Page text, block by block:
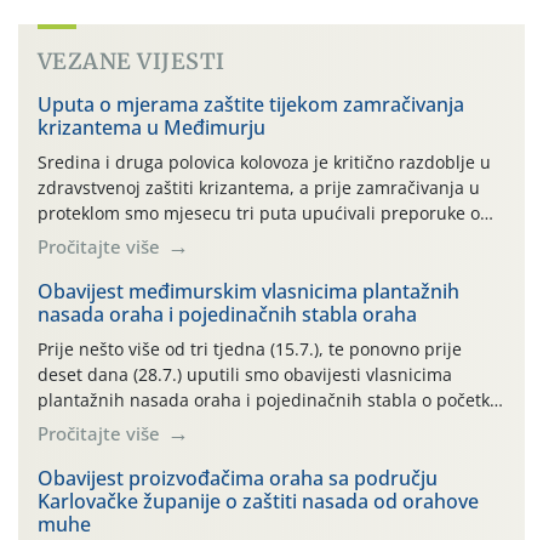
VEZANE VIJESTI
Uputa o mjerama zaštite tijekom zamračivanja
krizantema u Međimurju
Sredina i druga polovica kolovoza je kritično razdoblje u
zdravstvenoj zaštiti krizantema, a prije zamračivanja u
proteklom smo mjesecu tri puta upućivali preporuke o
preventivnim mjerama zaštite krizantema od najčešćih
uzročnika bolesti, štetnika i fito-fagnih grinja (23.7., 14.7.,
06.7.)! Na početku ovog mjeseca je zabilježeno je
povijesno i ekstremno vruće meteorološko razdoblje, uz
najviše temperature […]
Pročitajte više
Obavijest međimurskim vlasnicima plantažnih
nasada oraha i pojedinačnih stabla oraha
Prije nešto više od tri tjedna (15.7.), te ponovno prije
deset dana (28.7.) uputili smo obavijesti vlasnicima
plantažnih nasada oraha i pojedinačnih stabla o početku
leta i ovogodišnjoj potrebi usmjerenog suzbijanja
orahove muhe (Rhagoletis completa)! Već dvanaest dana
traje drugi ovogodišnji “toplinski udar”, koji naročito
izražen zadnja šest dana (31.7.-05.8.), jer najviše
temperature zraka svakodnevno […]
Pročitajte više
Obavijest proizvođačima oraha sa području
Karlovačke županije o zaštiti nasada od orahove
muhe